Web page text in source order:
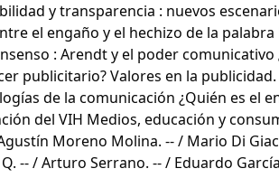
y transparencia : nuevos
el engaño y el hechizo de la
: Arendt y el poder
publicitario? Valores en la
de la comunicación ¿Quién es el
del VIH Medios, educación y
Moreno Molina. -- / Mario Di
Q. -- / Arturo Serrano. -- / Eduardo